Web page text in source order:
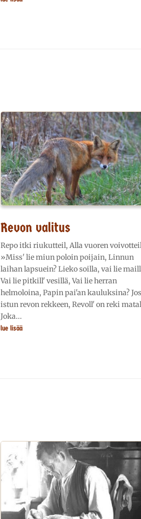
Revon valitus
Repo itki riukutteil, Alla vuoren
»Miss' lie miun poloin poijain, Linnun
laihan lapsuein? Lieko soilla, vai lie
Vai lie pitkill' vesillä, Vai lie herran
helmoloina, Papin pai'an kauluksina? Jos
istun revon rekkeen, Revoll' on reki
Joka...
lue lisää